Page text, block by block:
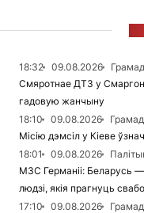
18:32 09.08.2026
Смяротнае ДТЗ у
гадовую жанчыну
18:10
09.08.2026
Місію дэмсіл у Кіеве
18:01
09.08.2026
МЗС Германіі: Беларусь
людзі, якія прагнуць
17:10
09.08.2026